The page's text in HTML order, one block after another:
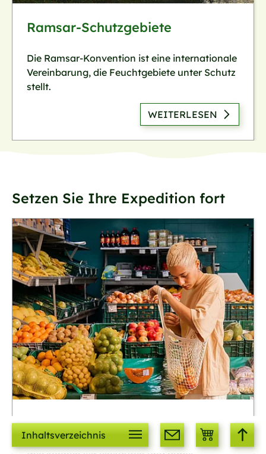
Ramsar-Schutzgebiete
Die Ramsar-Konvention ist eine internationale
Vereinbarung, die Feuchtgebiete unter Schutz
stellt.
WEITERLESEN
Setzen Sie Ihre Expedition fort
Handeln
Inhaltsverzeichnis